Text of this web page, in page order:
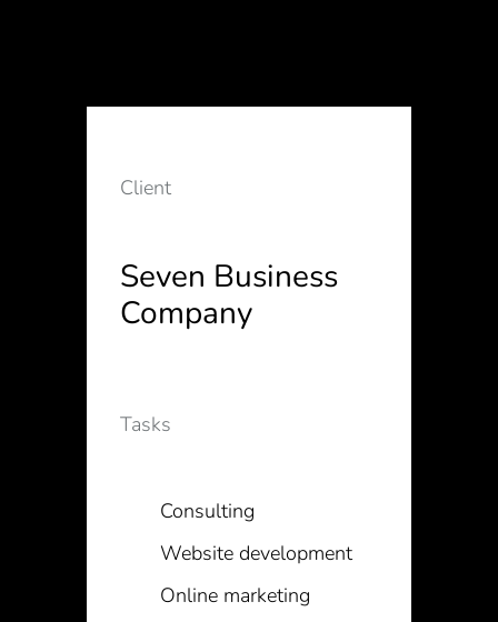
Client
Seven Business
Company
Tasks
Consulting
Website development
Online marketing